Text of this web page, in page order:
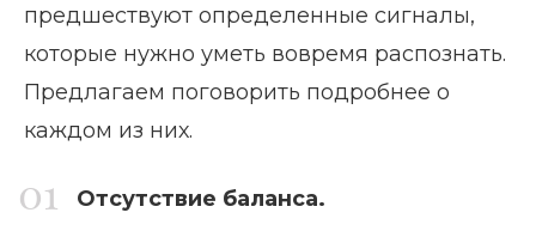
предшествуют определенные сигналы,
которые нужно уметь вовремя распознать.
Предлагаем поговорить подробнее о
каждом из них.
Отсутствие баланса.